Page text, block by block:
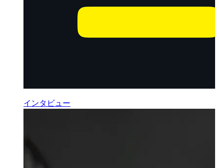
インタビュー